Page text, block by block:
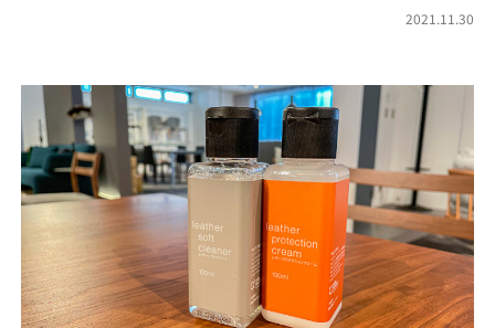
2021.11.30